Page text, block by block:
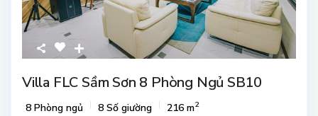
Villa FLC Sầm Sơn 8 Phòng Ngủ SB10
8 Phòng ngủ 8 Số giường 216 m2